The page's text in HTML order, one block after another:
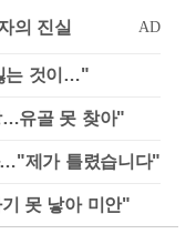
는 것이…"
…유골 못 찾아"
…"제가 틀렸습니다"
못 낳아 미안"